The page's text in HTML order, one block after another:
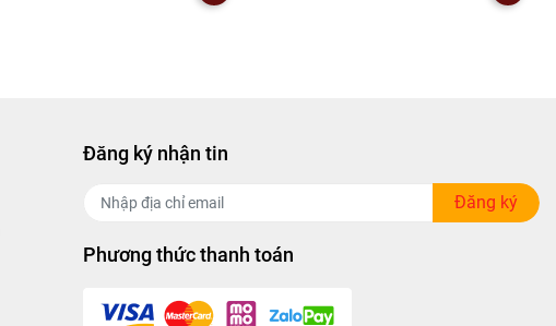
Đăng ký nhận tin
Đăng ký
Phương thức thanh toán